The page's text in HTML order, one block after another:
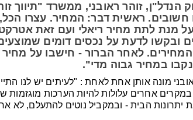
הנדל"ן, זוהר ראובני, ממשרד "תיווך
חשובים. ראשית דבר: המחיר. עצרו
לתת מחיר ריאלי ועם זאת
ובקשו לדעת על נכסים דומים
לאחר הברור - חישבו על מחיר
במחיר גבוה מדי".
מונה אותן אחת לאחת : "לעיתים יש לנו
אחרים עלולות להיות הערכות מוגזמות
יתרונות הבית - ובמקביל נוטים להתעלם, לא